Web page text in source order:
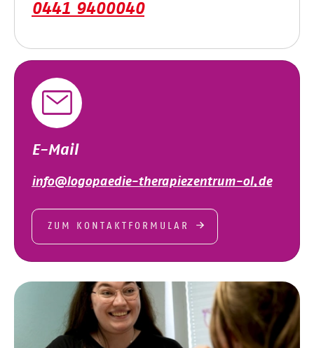
0441 9400040
E-Mail
info@logopaedie-therapiezentrum-ol.de
ZUM KONTAKTFORMULAR